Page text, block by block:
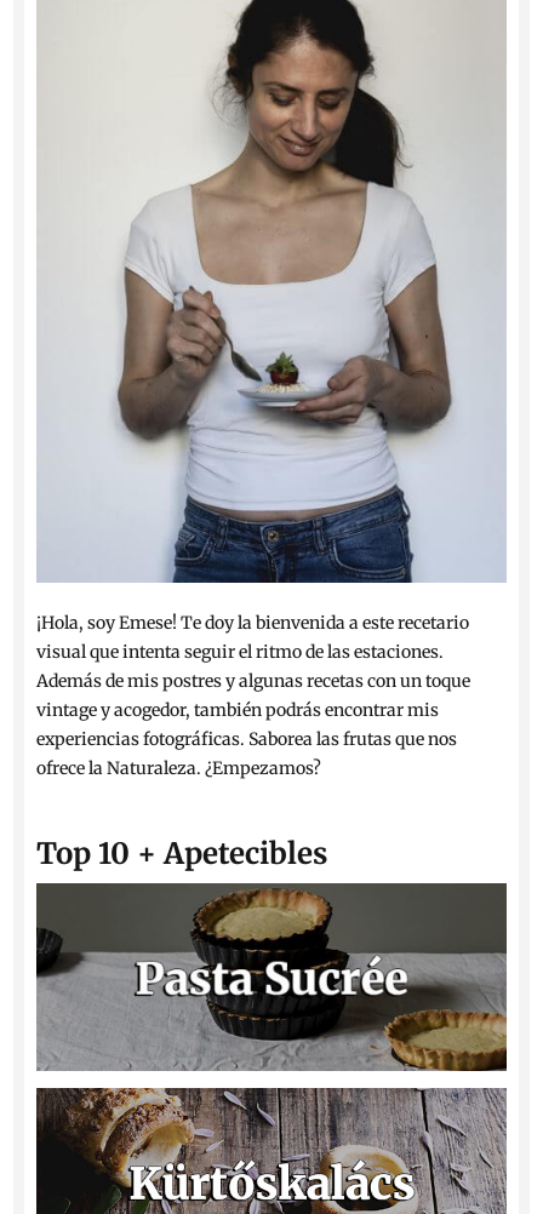
¡Hola, soy Emese! Te doy la bienvenida a este recetario
visual que intenta seguir el ritmo de las estaciones.
Además de mis postres y algunas recetas con un toque
vintage y acogedor, también podrás encontrar mis
experiencias fotográficas. Saborea las frutas que nos
ofrece la Naturaleza. ¿Empezamos?
Top 10 + Apetecibles